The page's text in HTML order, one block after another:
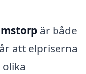
är både
att elpriserna